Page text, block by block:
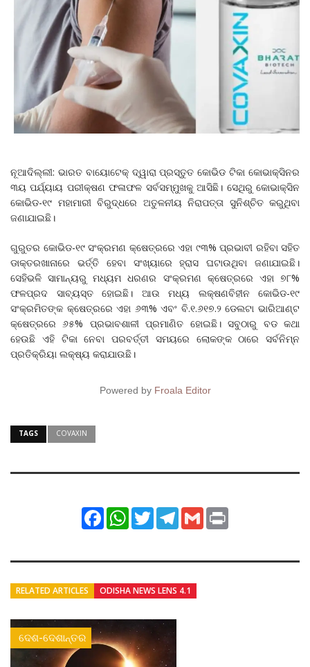
ନୂଆଦିଲ୍ଲୀ: ଭାରତ ବାୟୋଟେକ୍‍ ଦ୍ୱାରା ପ୍ରସ୍ତୁତ କୋଭିଡ ଟିକା କୋଭାକ୍ସିନର
୩ୟ ପର୍ଯ୍ୟାୟ ପରୀକ୍ଷଣ ଫଳାଫଳ ସର୍ବସମ୍ମୁଖକୁ ଆସିଛି। ସେଥିରୁ କୋଭାକ୍ସିନ
କୋଭିଡ-୧୯ ମହାମାରୀ ବିରୁଦ୍ଧରେ ଅତୁଳନୀୟ ନିରାପତ୍ତା ସୁନିଶ୍ଚିତ କରୁଥିବା
ଜଣାଯାଇଛି।
ଗୁରୁତର କୋଭିଡ-୧୯ ସଂକ୍ରମଣ କ୍ଷେତ୍ରରେ ଏହା ୯୩% ପ୍ରଭାବୀ ରହିବା ସହିତ
ଡାକ୍ତରଖାନାରେ ଭର୍ତ୍ତି ହେବା ସଂଖ୍ୟାରେ ହ୍ରାସ ଘଟାଉଥିବା ଜଣାଯାଇଛି।
ସେହିଭଳି ସାମାନ୍ୟରୁ ମଧ୍ୟମ ଧରଣର ସଂକ୍ରମଣ କ୍ଷେତ୍ରରେ ଏହା ୭୮%
ଫଳପ୍ରଦ ସାବ୍ୟସ୍ତ ହୋଇଛି। ଆଉ ମଧ୍ୟ ଲକ୍ଷଣବିହୀନ କୋଭିଡ-୧୯
ସଂକ୍ରମିତଙ୍କ କ୍ଷେତ୍ରରେ ଏହା ୬୩% ଏବଂ ବି.୧.୬୧୭.୨ ଡେଲଟା ଭାରିଆଣ୍ଟ
କ୍ଷେତ୍ରରେ ୬୫% ପ୍ରଭାବଶାଳୀ ପ୍ରମାଣିତ ହୋଇଛି। ସବୁଠାରୁ ବଡ କଥା
ହେଉଛି ଏହି ଟିକା ନେବା ପରବର୍ତ୍ତୀ ସମୟରେ ଲୋକଙ୍କ ଠାରେ ସର୍ବନିମ୍ନ
ପ୍ରତିକ୍ରିୟା ଲକ୍ଷ୍ୟ କରାଯାଉଛି।
Powered by Froala Editor
TAGS COVAXIN
FacebookWhatsApp
TwitterTelegram
Gmail
RELATED ARTICLES ODISHA NEWS LENS 4.1
ଦେଶ-ଦେଶାନ୍ତର